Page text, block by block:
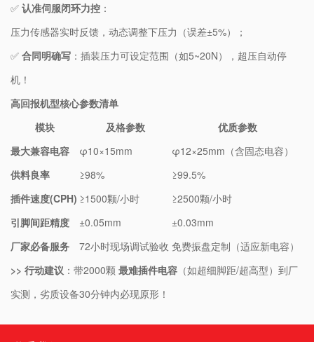
✅ ​ ​认准伺服闭环力控​ ​：
压力传感器实时反馈，动态调整下压力（误差±5%）；
✅ ​ ​合同明确写​ ​：插装压力可设定范围（如5~20N），超压自动停
机！
​高回报机型核心参数清单​
模块
及格参数
优质参数
​最大兼容电容​
φ10×15mm
φ12×25mm（含固态电容）
​供料良率​
≥98%
≥99.5%
​插件速度(CPH)​ ≥1500颗/小时
≥2500颗/小时
​引脚间距精度​
±0.05mm
±0.03mm
​厂家必备服务​
72小时现场调试验收 免费振盘定制（适应新电容）
​>> 行动建议​ ​：带2000颗 ​ ​最难插件电容​ ​（如超细脚距/超高型）到厂
实测，劣质设备30分钟内必现原形！